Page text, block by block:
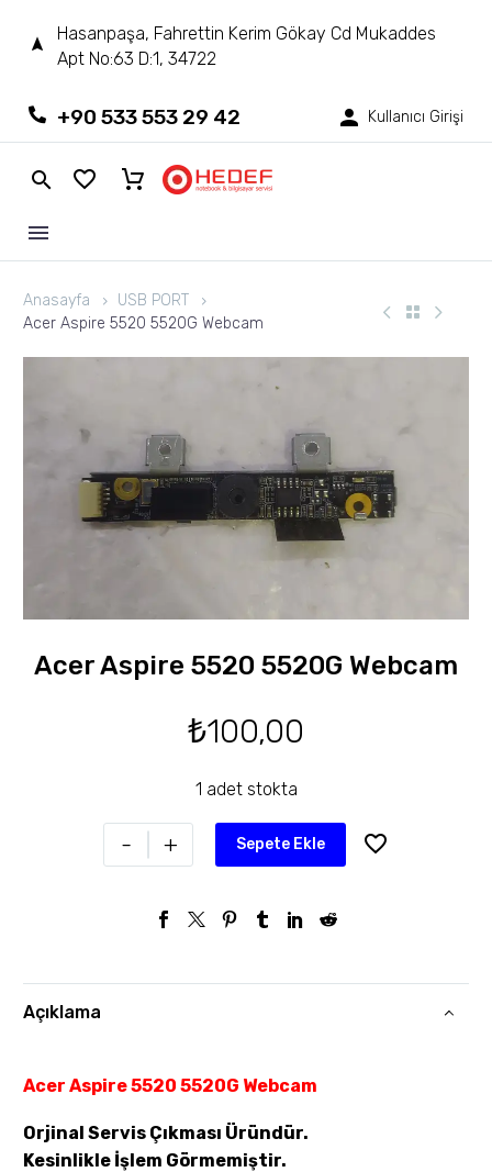
Hasanpaşa, Fahrettin Kerim Gökay Cd Mukaddes
Apt No:63 D:1, 34722
+90 533 553 29 42 Kullanıcı Girişi
Anasayfa
USB PORT
Acer Aspire 5520 5520G Webcam
Acer Aspire 5520 5520G Webcam
₺100,00
1 adet stokta
- + Sepete Ekle
Açıklama
Acer Aspire 5520 5520G Webcam
Orjinal Servis Çıkması Üründür.
Kesinlikle İşlem Görmemiştir.